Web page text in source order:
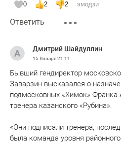
0 2 2 эмодзи
Ответить
Дмитрий Шайдуллин
15 Января21:11
Бывший гендиректор
Заварзин высказался о
подмосковных «Химок» Франка
тренера казанского «Рубина».
«Они подписали тренера,
была команда уровня